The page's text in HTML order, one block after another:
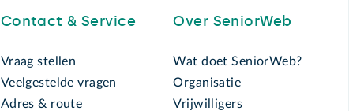
Contact & Service
Vraag stellen
Veelgestelde vragen
Adres & route
Over SeniorWeb
Wat doet SeniorWeb?
Organisatie
Vrijwilligers